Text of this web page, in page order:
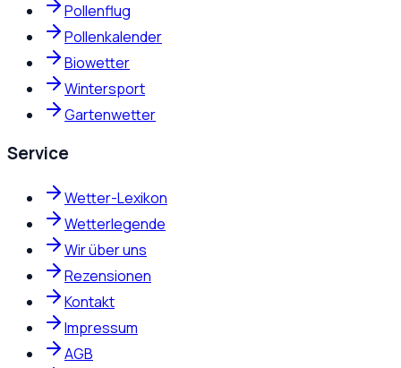
Pollenflug
Pollenkalender
Biowetter
Wintersport
Gartenwetter
Service
Wetter-Lexikon
Wetterlegende
Wir über uns
Rezensionen
Kontakt
Impressum
AGB